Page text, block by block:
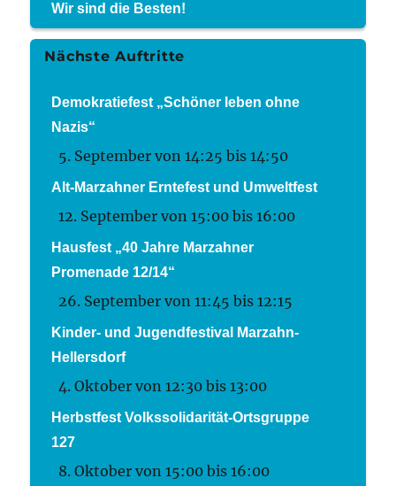
Wir sind die Besten!
Nächste Auftritte
Demokratiefest „Schöner leben ohne
Nazis“
5. September von 14:25 bis14:50
Alt-Marzahner Erntefest und Umweltfest
12. September von 15:00 bis16:00
Hausfest „40 Jahre Marzahner
Promenade 12/14“
26. September von 11:45 bis12:15
Kinder- und Jugendfestival Marzahn-
Hellersdorf
4. Oktober von 12:30 bis13:00
Herbstfest Volkssolidarität-Ortsgruppe
127
8. Oktober von 15:00 bis16:00